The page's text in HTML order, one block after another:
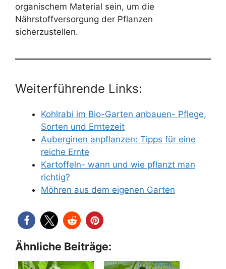
organischem Material sein, um die
Nährstoffversorgung der Pflanzen
sicherzustellen.
Weiterführende Links:
Kohlrabi im Bio-Garten anbauen- Pflege,
Sorten und Erntezeit
Auberginen anpflanzen: Tipps für eine
reiche Ernte
Kartoffeln- wann und wie pflanzt man
richtig?
Möhren aus dem eigenen Garten
Ähnliche Beiträge: